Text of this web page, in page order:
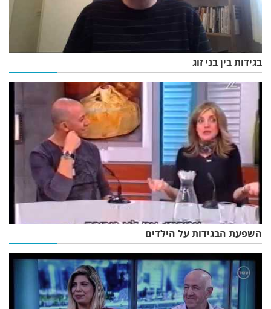
בגידות בין בני זוג
השפעת הבגידות על הילדים